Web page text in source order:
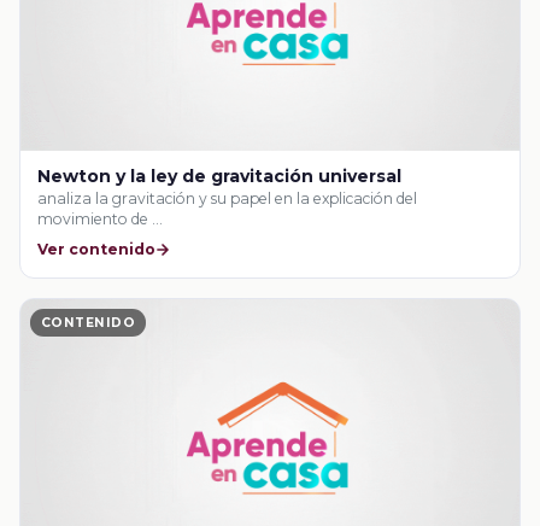
Newton y la ley de gravitación universal
analiza la gravitación y su papel en la explicación del
movimiento de …
Ver contenido
CONTENIDO